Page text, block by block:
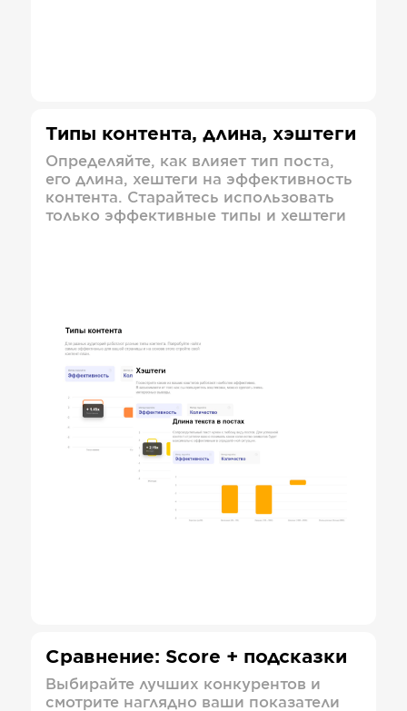
Типы контента, длина, хэштеги
Определяйте, как влияет тип поста,
его длина, хештеги на эффективность
контента. Старайтесь использовать
только эффективные типы и хештеги
Сравнение: Score + подсказки
Выбирайте лучших конкурентов и
смотрите наглядно ваши показатели